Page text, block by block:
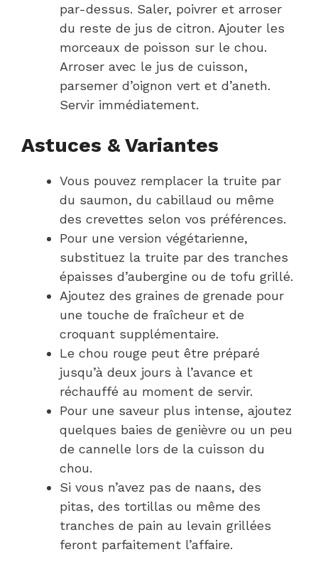
par-dessus. Saler, poivrer et arroser
du reste de jus de citron. Ajouter les
morceaux de poisson sur le chou.
Arroser avec le jus de cuisson,
parsemer d’oignon vert et d’aneth.
Servir immédiatement.
Astuces & Variantes
Vous pouvez remplacer la truite par
du saumon, du cabillaud ou même
des crevettes selon vos préférences.
Pour une version végétarienne,
substituez la truite par des tranches
épaisses d’aubergine ou de tofu grillé.
Ajoutez des graines de grenade pour
une touche de fraîcheur et de
croquant supplémentaire.
Le chou rouge peut être préparé
jusqu’à deux jours à l’avance et
réchauffé au moment de servir.
Pour une saveur plus intense, ajoutez
quelques baies de genièvre ou un peu
de cannelle lors de la cuisson du
chou.
Si vous n’avez pas de naans, des
pitas, des tortillas ou même des
tranches de pain au levain grillées
feront parfaitement l’affaire.